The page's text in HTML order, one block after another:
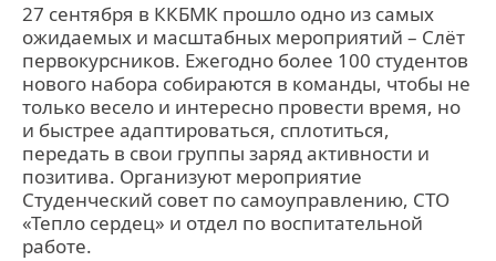
27 сентября в ККБМК прошло одно из самых
ожидаемых и масштабных мероприятий – Слёт
первокурсников. Ежегодно более 100 студентов
нового набора собираются в команды, чтобы не
только весело и интересно провести время, но
и быстрее адаптироваться, сплотиться,
передать в свои группы заряд активности и
позитива. Организуют мероприятие
Студенческий совет по самоуправлению, СТО
«Тепло сердец» и отдел по воспитательной
работе.